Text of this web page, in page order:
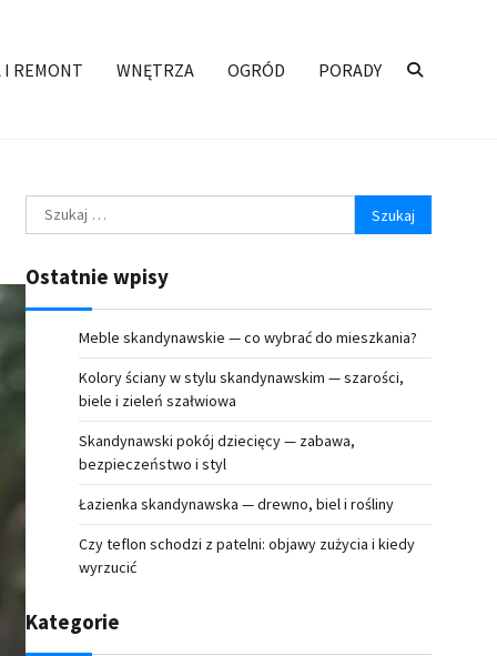
I REMONT WNĘTRZA OGRÓD PORADY
Szukaj:
Ostatnie wpisy
Meble skandynawskie — co wybrać do mieszkania?
Kolory ściany w stylu skandynawskim — szarości,
biele i zieleń szałwiowa
Skandynawski pokój dziecięcy — zabawa,
bezpieczeństwo i styl
Łazienka skandynawska — drewno, biel i rośliny
Czy teflon schodzi z patelni: objawy zużycia i kiedy
wyrzucić
Kategorie